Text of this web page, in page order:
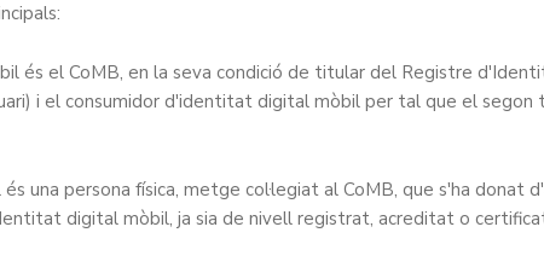
és el CoMB, en la seva condició de titular del Registre
i el consumidor d'identitat digital mòbil per tal que el
una persona física, metge col·legiat al CoMB, que s'ha
digital mòbil, ja sia de nivell registrat, acreditat o